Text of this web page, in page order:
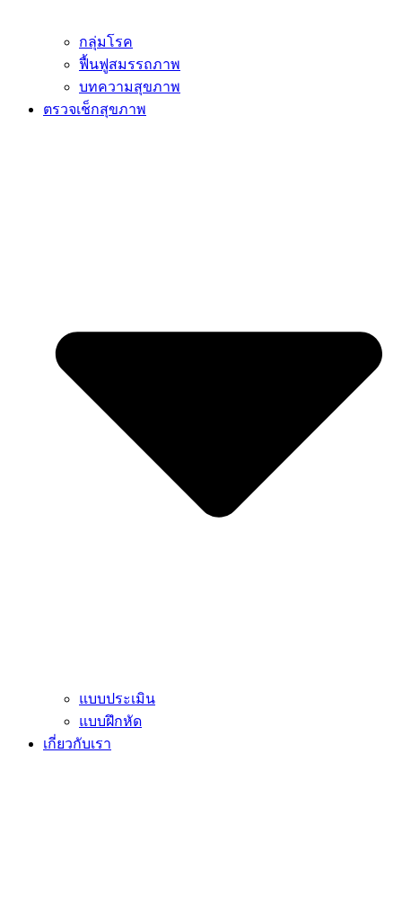
กลุ่มโรค
ฟื้นฟูสมรรถภาพ
บทความสุขภาพ
ตรวจเช็กสุขภาพ
แบบประเมิน
แบบฝึกหัด
เกี่ยวกับเรา